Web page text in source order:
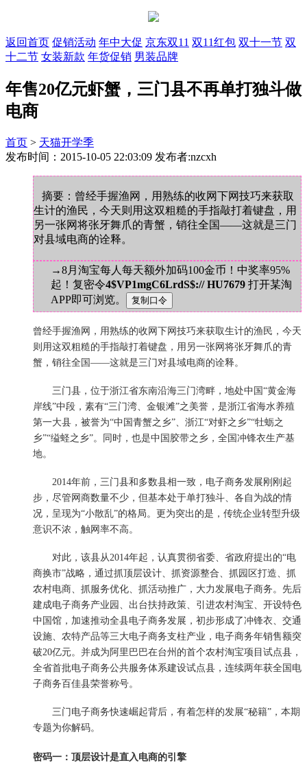
返回首页 促销活动 年中大促 京东双11 双11红包 双十一节 双
十二节 女装新款 年货促销 男装品牌
年售20亿元虾蟹，三门县不再单打独斗做
电商
首页 > 天猫开学季
发布时间：2015-10-05 22:03:09 发布者:nzcxh
摘要：曾经手握渔网，用熟练的收网下网技巧来获取
生计的渔民，今天则用这双粗糙的手指敲打着键盘，用
另一张网将张牙舞爪的青蟹，销往全国——这就是三门
对县域电商的诠释。
→8月淘宝每人每天额外加码100金币！中奖率95%
起！复密令4$VP1mgC6LrdS$:// HU7679 打开某淘
APP即可浏览。
曾经手握渔网，用熟练的收网下网技巧来获取生计的渔民，今天
则用这双粗糙的手指敲打着键盘，用另一张网将张牙舞爪的青
蟹，销往全国——这就是三门对县域电商的诠释。
三门县，位于浙江省东南沿海三门湾畔，地处中国“黄金海
岸线”中段，素有“三门湾、金银滩”之美誉，是浙江省海水养殖
第一大县，被誉为“中国青蟹之乡”、浙江“对虾之乡”“牡蛎之
乡”“缢蛏之乡”。同时，也是中国胶带之乡，全国冲锋衣生产基
地。
2014年前，三门县和多数县相一致，电子商务发展刚刚起
步，尽管网商数量不少，但基本处于单打独斗、各自为战的情
况，呈现为“小散乱”的格局。更为突出的是，传统企业转型升级
意识不浓，触网率不高。
对此，该县从2014年起，认真贯彻省委、省政府提出的“电
商换市”战略，通过抓顶层设计、抓资源整合、抓园区打造、抓
农村电商、抓服务优化、抓活动推广，大力发展电子商务。先后
建成电子商务产业园、出台扶持政策、引进农村淘宝、开设特色
中国馆，加速推动全县电子商务发展，初步形成了冲锋衣、交通
设施、农特产品等三大电子商务支柱产业，电子商务年销售额突
破20亿元。并成为阿里巴巴在台州的首个农村淘宝项目试点县，
全省首批电子商务公共服务体系建设试点县，连续两年获全国电
子商务百佳县荣誉称号。
三门电子商务快速崛起背后，有着怎样的发展“秘籍”，本期
专题为你解码。
密码一：顶层设计是直入电商的引擎